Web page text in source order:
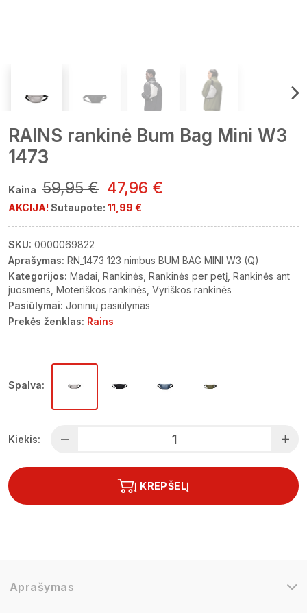
RAINS rankinė Bum Bag Mini W3
1473
Kaina 59,95 € 47,96 €
AKCIJA! Sutaupote: 11,99 €
SKU: 0000069822
Aprašymas: RN_1473 123 nimbus BUM BAG MINI W3 (Q)
Kategorijos: Madai Rankinės Rankinės per petį Rankinės ant
juosmens Moteriškos rankinės Vyriškos rankinės
Pasiūlymai: Joninių pasiūlymas
Prekės ženklas: Rains
Spalva:
Kiekis:
Į KREPŠELĮ
Aprašymas